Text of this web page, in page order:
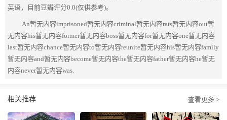
英语，目前豆瓣评分0.0(仅供参考)。
An暂无内容imprisoned暂无内容criminal暂无内容rats暂无内容out暂
无内容his暂无内容former暂无内容boss暂无内容for暂无内容one暂无内容
last暂无内容chance暂无内容to暂无内容reunite暂无内容his暂无内容family
暂无内容and暂无内容become暂无内容the暂无内容father暂无内容he暂无
内容never暂无内容was.
相关推荐 查看更多 >